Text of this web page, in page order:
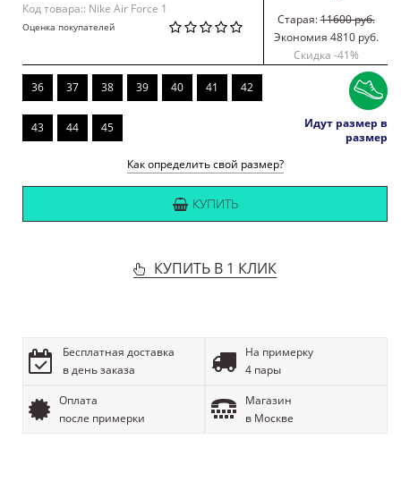
Код товара:: Nike Air Force 1
Оценка покупателей Старая:11600 руб.
Экономия 4810 руб.
Скидка -41%
36 37 38 39 40 41 42
43 44 45
Идут размер в
размер
Как определить свой размер?
КУПИТЬ
КУПИТЬ В 1 КЛИК
Бесплатная доставка
в день заказа
На примерку
4 пары
Оплата
после примерки
Магазин
в Москве